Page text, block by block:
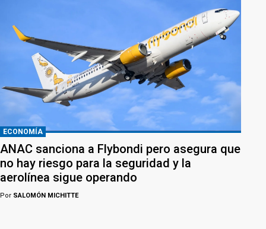
ECONOMÍA
ANAC sanciona a Flybondi pero asegura que
no hay riesgo para la seguridad y la
aerolínea sigue operando
Por SALOMÓN MICHITTE